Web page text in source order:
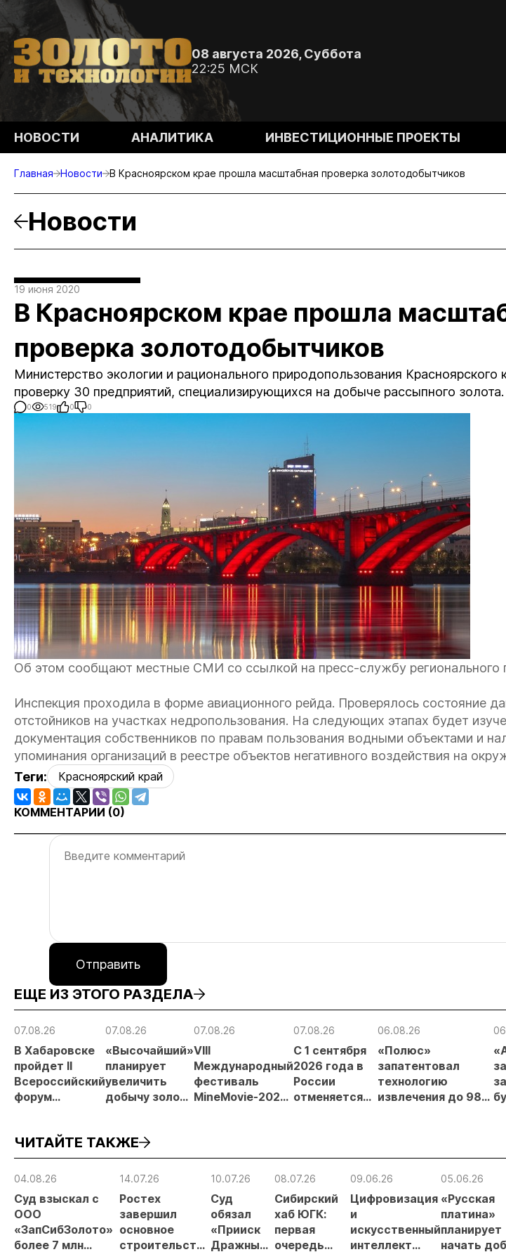
08 августа 2026, Суббота
22:25 МСК
НОВОСТИ АНАЛИТИКА ИНВЕСТИЦИОННЫЕ ПРОЕКТЫ
Главная Новости В Красноярском крае прошла масштабная проверка золотодобытчиков
Новости
19 июня 2020
В Красноярском крае прошла
проверка золотодобытчиков
Министерство экологии и рационального природопользования Красноярского
проверку 30 предприятий, специализирующихся на добыче рассыпного золота.
0 519 0 0
Об этом сообщают местные СМИ со ссылкой на пресс-службу регионального
Инспекция проходила в форме авиационного рейда. Проверялось состояние
отстойников на участках недропользования. На следующих этапах будет
документация собственников по правам пользования водными объектами и
упоминания организаций в реестре объектов негативного воздействия на
Теги:
Красноярский край
КОММЕНТАРИИ (0)
Отправить
ЕЩЕ ИЗ ЭТОГО РАЗДЕЛА
07.08.26
В Хабаровске
пройдет II
Всероссийский
форум
России»
07.08.26
«Высочайший»
планирует
увеличить
добычу золота
07.08.26
VIII
Международный
фестиваль
MineMovie-2026
07.08.26
С 1 сентября
2026 года в
России
отменяется
отраслевые
риски и
МСБ
06.08.26
«Полюс»
запатентовал
технологию
извлечения до 98%
ЧИТАЙТЕ ТАКЖЕ
04.08.26
Суд взыскал с
ООО
«ЗапСибЗолото»
более 7 млн
14.07.26
Ростех
завершил
основное
строительство
10.07.26
Суд
обязал
«Прииск
Дражный»
08.07.26
Сибирский
хаб ЮГК:
первая
очередь
09.06.26
Цифровизация
и
искусственный
интеллект
05.06.26
«Русская
платина»
планирует
начать